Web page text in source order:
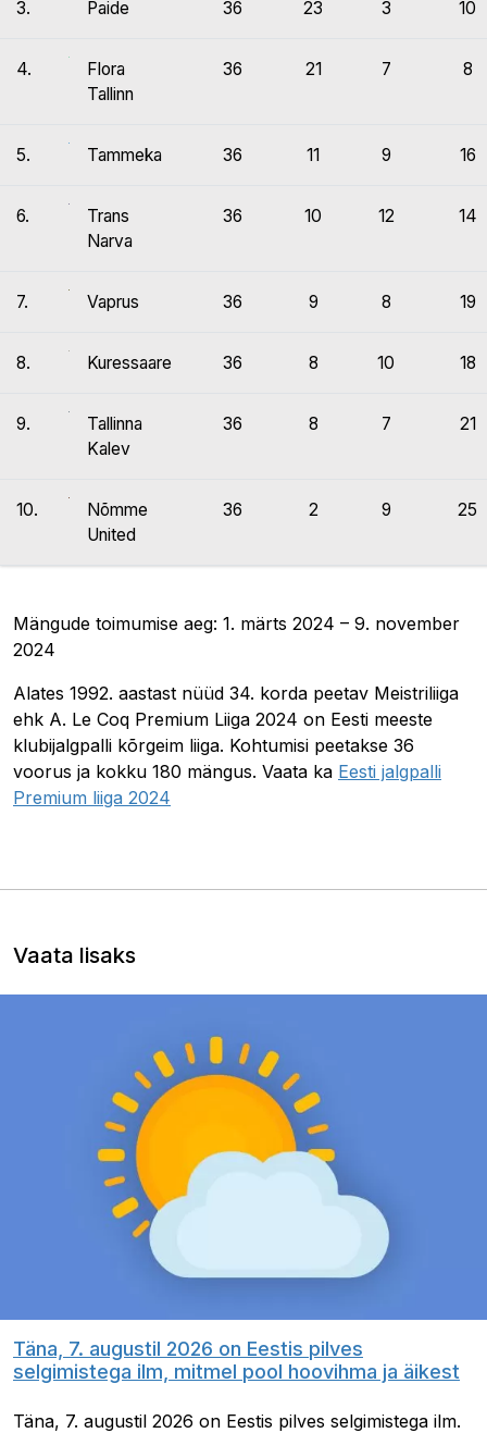
3. Paide 36 23 3 10
4.
Flora
Tallinn
36 21 7 8
5. Tammeka 36 11 9 16
6.
Trans
Narva
36 10 12 14
7. Vaprus 36 9 8 19
8. Kuressaare 36 8 10 18
9.
Tallinna
Kalev
36 8 7 21
10.
Nõmme
United
36 2 9 25
Mängude toimumise aeg: 1. märts 2024 – 9. november
2024
Alates 1992. aastast nüüd 34. korda peetav Meistriliiga
ehk A. Le Coq Premium Liiga 2024 on Eesti meeste
klubijalgpalli kõrgeim liiga. Kohtumisi peetakse 36
voorus ja kokku 180 mängus. Vaata ka Eesti jalgpalli
Premium liiga 2024
Vaata lisaks
Täna, 7. augustil 2026 on Eestis pilves
selgimistega ilm, mitmel pool hoovihma ja äikest
Täna, 7. augustil 2026 on Eestis pilves selgimistega ilm.